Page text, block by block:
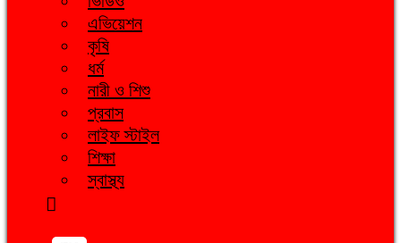
এভিয়েশন
কৃষি
ধর্ম
নারী ও শিশু
প্রবাস
লাইফ স্টাইল
শিক্ষা
স্বাস্থ্য